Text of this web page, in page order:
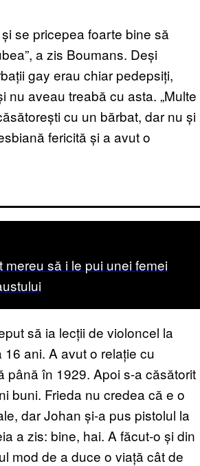
se pricepea foarte bine să
a zis Boumans. Deși
gay erau chiar pedepsiți,
nu aveau treabă cu asta. „Multe
cu un bărbat, dar nu și
fericită și a avut o
să i le pui unei femei
să ia lecții de violoncel la
ani. A avut o relație cu
până în 1929. Apoi s-a căsătorit
buni. Frieda nu credea că e o
dar Johan și-a pus pistolul la
a zis: bine, hai. A făcut-o și din
mod de a duce o viață cât de